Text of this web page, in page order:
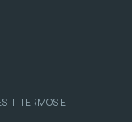
| TERMOS E